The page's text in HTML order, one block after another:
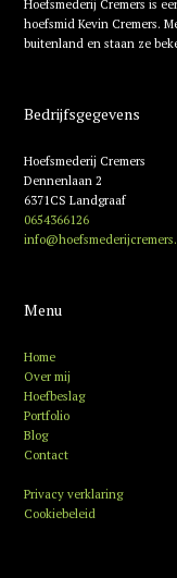
Hoefsmederij Cremers is
hoefsmid Kevin Cremers.
buitenland en staan ze
Bedrijfsgegevens
Hoefsmederij Cremers
Dennenlaan 2
6371CS Landgraaf
0654366126
Menu
Home
Over mij
Hoefbeslag
Portfolio
Blog
Contact
Privacy verklaring
Cookiebeleid